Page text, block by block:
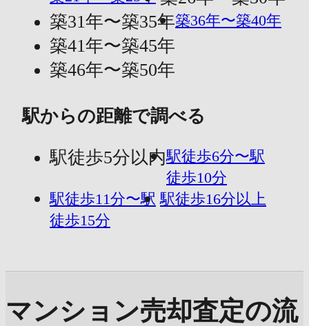
築31年〜築35年築36年〜築40年
築41年〜築45年
築46年〜築50年
駅からの距離で調べる
駅徒歩5分以内駅徒歩6分〜駅
徒歩10分
駅徒歩11分〜駅
徒歩15分
駅徒歩16分以上
マンション売却査定の流